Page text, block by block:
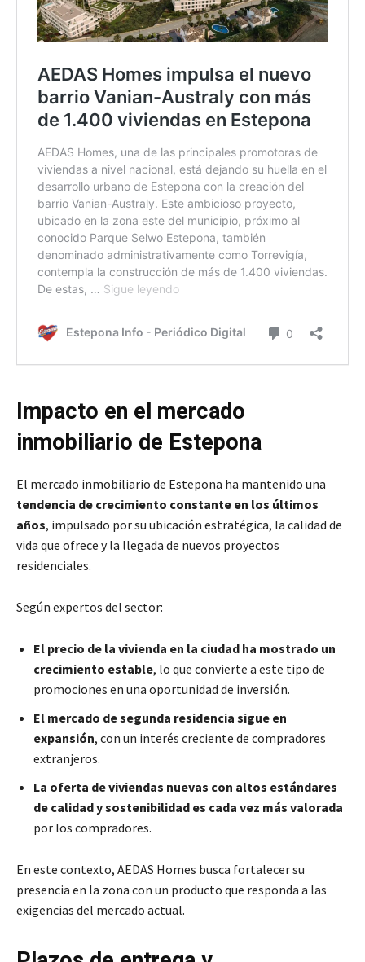
Impacto en el mercado
inmobiliario de Estepona
El mercado inmobiliario de Estepona ha mantenido una
tendencia de crecimiento constante en los últimos
años, impulsado por su ubicación estratégica, la calidad de
vida que ofrece y la llegada de nuevos proyectos
residenciales.
Según expertos del sector:
El precio de la vivienda en la ciudad ha mostrado un
crecimiento estable, lo que convierte a este tipo de
promociones en una oportunidad de inversión.
El mercado de segunda residencia sigue en
expansión, con un interés creciente de compradores
extranjeros.
La oferta de viviendas nuevas con altos estándares
de calidad y sostenibilidad es cada vez más valorada
por los compradores.
En este contexto, AEDAS Homes busca fortalecer su
presencia en la zona con un producto que responda a las
exigencias del mercado actual.